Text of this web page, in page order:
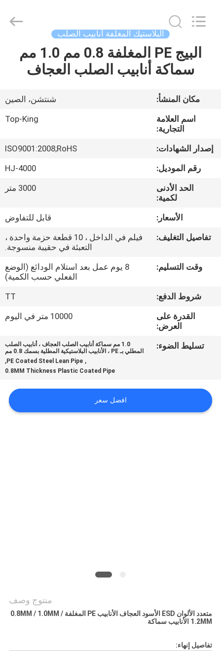
المنزل
حولنا
جولة
المصنع
مراقبة
الجودة
اتصل
اطلب
اقتباس
سياسة
Reserved.
البلاستيك المغلفة أنابيب الصلب
البيج PE المغلفة 0.8 مم 1.0 مم
سماكة أنابيب الصلب العجاف
مكان المنشأ:
شنتشن، الصين
اسم العلامة
التجارية:
Top-King
إصدار الشهادات:
ISO9001:2008;RoHS
رقم الموديل:
HJ-4000
الحد الأدنى
لكمية:
3000 متر
الأسعار:
قابل للتفاوض
تفاصيل التغليف:
فيلم في الداخل ، 10 قطعة حزمة واحدة ،
التعبئة في حقيبة منسوجة.
وقت التسليم:
8 يوم عمل بعد استلام الودائع (الوضع
الفعلي حسب الكمية)
شروط الدفع:
TT
القدرة على
العرض:
10000 متر في اليوم
تسليط الضوء:
1.0 مم سماكة أنابيب الصلب العجاف ، أنابيب الصلب
المطلي بـ PE ، الأنابيب البلاستيكية المطلية بسمك 0.8 مم
,
PE Coated Steel Lean Pipe
,
0.8MM Thickness Plastic Coated Pipe
افضل سعر
منتوج وصف
متعدد الألوان ESD الأسود العجاف الأنابيب PE المغلفة 0.8MM / 1.0MM /
1.2MM الأنابيب سماكة
تفاصيل إنهاء: